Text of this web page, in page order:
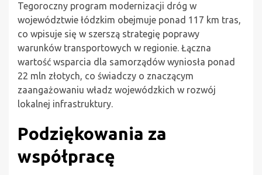
Tegoroczny program modernizacji dróg w
województwie łódzkim obejmuje ponad 117 km tras,
co wpisuje się w szerszą strategię poprawy
warunków transportowych w regionie. Łączna
wartość wsparcia dla samorządów wyniosła ponad
22 mln złotych, co świadczy o znaczącym
zaangażowaniu władz wojewódzkich w rozwój
lokalnej infrastruktury.
Podziękowania za
współpracę